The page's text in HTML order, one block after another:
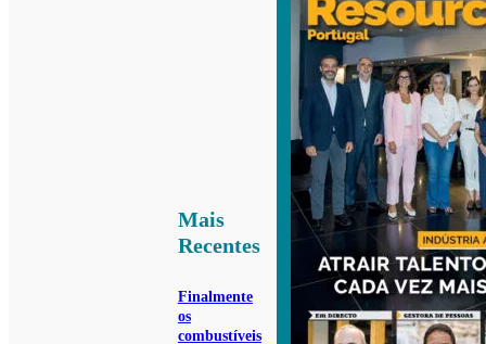
Mais
Recentes
Finalmente
os
combustíveis